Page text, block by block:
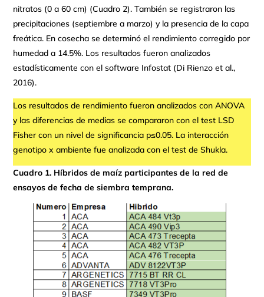
nitratos (0 a 60 cm) (Cuadro 2). También se registraron las
precipitaciones (septiembre a marzo) y la presencia de la capa
freática. En cosecha se determinó el rendimiento corregido por
humedad a 14.5%. Los resultados fueron analizados
estadísticamente con el software Infostat (Di Rienzo et al.,
2016).
Los resultados de rendimiento fueron analizados con ANOVA
y las diferencias de medias se compararon con el test LSD
Fisher con un nivel de significancia p≤0.05. La interacción
genotipo x ambiente fue analizada con el test de Shukla.
Cuadro 1. Híbridos de maíz participantes de la red de
ensayos de fecha de siembra temprana.